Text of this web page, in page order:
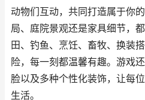
动物们互动，共同打造属于你
局、庭院景观还是家具细节，
田、钓鱼、烹饪、畜牧、换装
险，每一刻都温馨有趣。游戏
脸以及多种个性化装饰，让每
生活。